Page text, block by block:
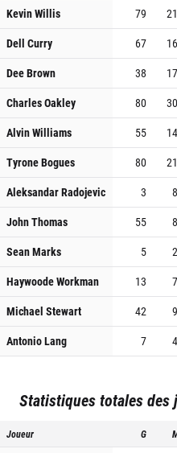
Kevin Willis
79
Dell Curry
67
Dee Brown
38
Charles Oakley
80
Alvin Williams
55
Tyrone Bogues
80
Aleksandar Radojevic
3
John Thomas
55
Sean Marks
5
Haywoode Workman
13
Michael Stewart
42
Antonio Lang
7
Statistiques totales des
Joueur G